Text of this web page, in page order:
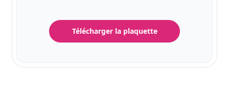
Télécharger la plaquette